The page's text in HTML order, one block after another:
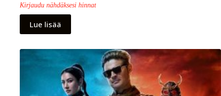
Kirjaudu nähdäksesi hinnat
Lue lisää